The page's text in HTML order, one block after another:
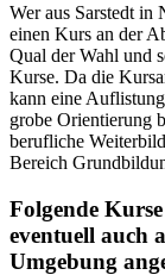
Wer aus Sarstedt in
einen Kurs an der
Qual der Wahl und
Kurse. Da die
kann eine
grobe Orientierung
berufliche
Bereich
Folgende
eventuell auch
Umgebung